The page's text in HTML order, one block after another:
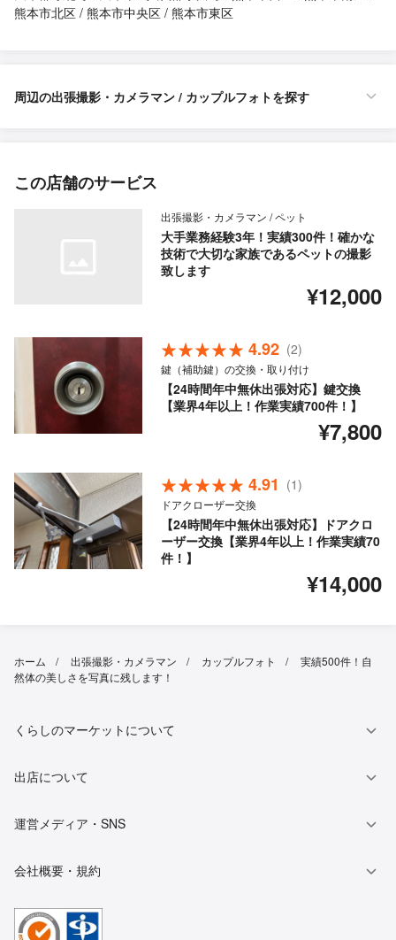
熊本市北区 熊本市中央区 熊本市東区
周辺の出張撮影・カメラマン / カップルフォトを探す
この店舗のサービス
出張撮影・カメラマン / ペット
大手業務経験3年！実績300件！確かな
技術で大切な家族であるペットの撮影
致します
¥12,000
4.92 (2)
鍵（補助鍵）の交換・取り付け
【24時間年中無休出張対応】鍵交換
【業界4年以上！作業実績700件！】
¥7,800
4.91 (1)
ドアクローザー交換
【24時間年中無休出張対応】ドアクロ
ーザー交換【業界4年以上！作業実績70
件！】
¥14,000
ホーム 出張撮影・カメラマン カップルフォト
実績500件！自
然体の美しさを写真に残します！
くらしのマーケットについて
出店について
運営メディア・SNS
会社概要・規約